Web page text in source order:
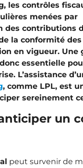
les contrôles
menées par
des contributions
la conformité
en vigueur. Une
essentielle
L’assistance
, comme LPL, est
sereinement
un
peut survenir de